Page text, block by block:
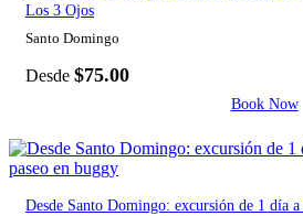
Los 3 Ojos
Santo Domingo
Desde $75.00
Book Now
Desde Santo Domingo: excursión de 1 día